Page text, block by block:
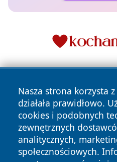
Nasza strona korzysta
działała prawidłowo.
cookies i podobnych
zewnętrznych
analitycznych,
społecznościowych.
Copyright © 2026
zastrzeżone.